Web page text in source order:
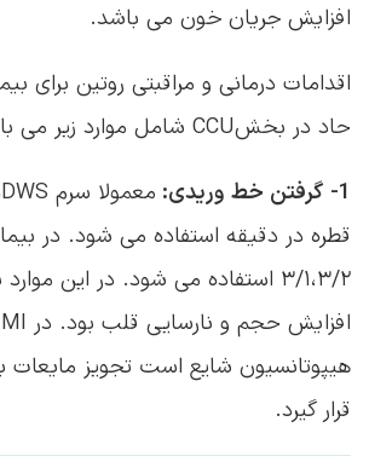
گرفتن خط وریدی:
قطره در دقیقه استفاده می شود. در
۳/۱،۳/۲ استفاده می شود. در این موارد
هیپوتانسیون شایع است تجویز مایعات
برای مطالعه بیشتر در مورد سرم ها می
«انواع سرم، کاربرد و مراقبت‌ های
کنید.